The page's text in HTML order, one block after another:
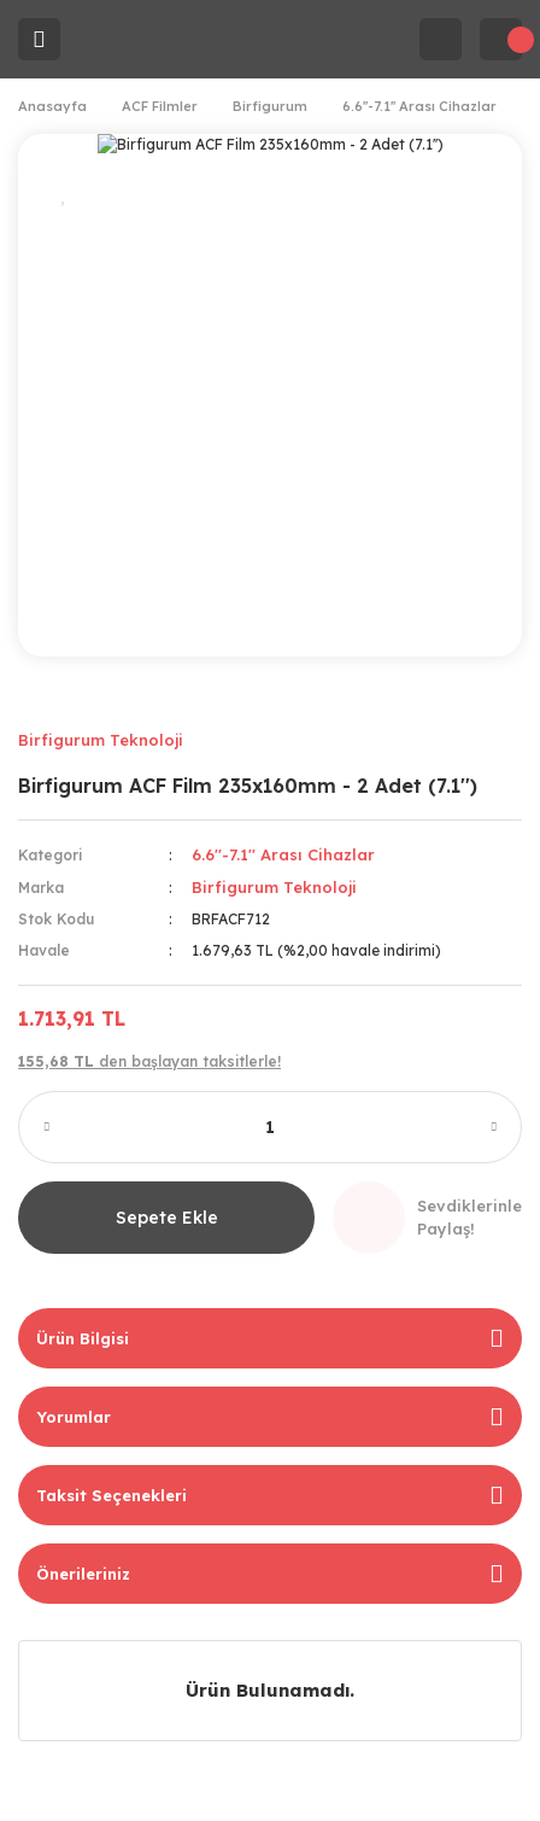
Anasayfa ACF Filmler Birfigurum 6.6''-7.1'' Arası Cihazlar
Birfigurum Teknoloji
Birfigurum ACF Film 235x160mm - 2 Adet (7.1'')
Kategori 6.6''-7.1'' Arası Cihazlar
Marka Birfigurum Teknoloji
Stok Kodu
BRFACF712
Havale
1.679,63 TL (%2,00 havale indirimi)
1.713,91 TL
155,68 TL den başlayan taksitlerle!
Sepete Ekle
Sevdiklerinle
Paylaş!
Ürün Bilgisi
Yorumlar
Taksit Seçenekleri
Önerileriniz
Ürün Bulunamadı.